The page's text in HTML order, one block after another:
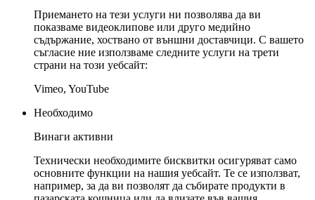
Приемането на тези услуги ни позволява да ви
показваме видеоклипове или друго медийно
съдържание, хоствано от външни доставчици. С вашето
съгласие ние използваме следните услуги на трети
страни на този уебсайт:
Vimeo, YouTube
Необходимо
Винаги активни
Технически необходимите бисквитки осигуряват само
основните функции на нашия уебсайт. Те се използват,
например, за да ви позволят да събирате продукти в